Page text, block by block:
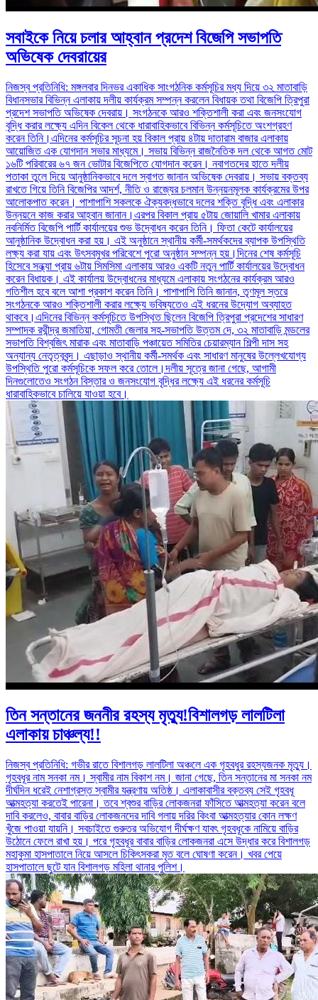
সবাইকে নিয়ে চলার আহ্বান প্রদেশ বিজেপি সভাপতি
অভিষেক দেবরায়ের
নিজস্ব প্রতিনিধি: মঙ্গলবার দিনভর একাধিক সাংগঠনিক কর্মসূচির মধ্য দিয়ে ৩২ মাতাবাড়ি
বিধানসভার বিভিন্ন এলাকায় দলীয় কার্যক্রম সম্পন্ন করলেন বিধায়ক তথা বিজেপি ত্রিপুরা
প্রদেশ সভাপতি অভিষেক দেবরায়। সংগঠনকে আরও শক্তিশালী করা এবং জনসংযোগ
বৃদ্ধি করার লক্ষ্যে এদিন বিকেল থেকে ধারাবাহিকভাবে বিভিন্ন কর্মসূচিতে অংশগ্রহণ
করেন তিনি।এদিনের কর্মসূচির সূচনা হয় বিকাল প্রায় ৪টায় দাতারাম বাজার এলাকায়
আয়োজিত এক যোগদান সভার মাধ্যমে। সভায় বিভিন্ন রাজনৈতিক দল থেকে আগত মোট
১৬টি পরিবারের ৬৭ জন ভোটার বিজেপিতে যোগদান করেন। নবাগতদের হাতে দলীয়
পতাকা তুলে দিয়ে আনুষ্ঠানিকভাবে দলে স্বাগত জানান অভিষেক দেবরায়। সভায় বক্তব্য
রাখতে গিয়ে তিনি বিজেপির আদর্শ, নীতি ও রাজ্যের চলমান উন্নয়নমূলক কার্যক্রমের উপর
আলোকপাত করেন। পাশাপাশি সকলকে ঐক্যবদ্ধভাবে দলের শক্তি বৃদ্ধি এবং এলাকার
উন্নয়নে কাজ করার আহ্বান জানান।এরপর বিকাল প্রায় ৫টায় জোয়ালি খামার এলাকায়
নবনির্মিত বিজেপি পার্টি কার্যালয়ের শুভ উদ্বোধন করেন তিনি। ফিতা কেটে কার্যালয়ের
আনুষ্ঠানিক উদ্বোধন করা হয়। এই অনুষ্ঠানে স্থানীয় কর্মী-সমর্থকদের ব্যাপক উপস্থিতি
লক্ষ্য করা যায় এবং উৎসবমুখর পরিবেশে পুরো অনুষ্ঠান সম্পন্ন হয়।দিনের শেষ কর্মসূচি
হিসেবে সন্ধ্যা প্রায় ৬টায় সিমসিমা এলাকায় আরও একটি নতুন পার্টি কার্যালয়ের উদ্বোধন
করেন বিধায়ক। এই কার্যালয় উদ্বোধনের মাধ্যমে এলাকায় সংগঠনের কার্যক্রম আরও
গতিশীল হবে বলে আশা প্রকাশ করেন তিনি। পাশাপাশি তিনি জানান, তৃণমূল স্তরে
সংগঠনকে আরও শক্তিশালী করার লক্ষ্যে ভবিষ্যতেও এই ধরনের উদ্যোগ অব্যাহত
থাকবে।এদিনের বিভিন্ন কর্মসূচিতে উপস্থিত ছিলেন বিজেপি ত্রিপুরা প্রদেশের সাধারণ
সম্পাদক রথীন্দ্র জমাতিয়া, গোমতী জেলার সহ-সভাপতি উত্তম দে, ৩২ মাতাবাড়ি মন্ডলের
সভাপতি বিশ্বজিৎ মারাক এবং মাতাবাড়ি পঞ্চায়েত সমিতির চেয়ারম্যান শিল্পী দাস সহ
অন্যান্য নেতৃত্ববৃন্দ। এছাড়াও স্থানীয় কর্মী-সমর্থক এবং সাধারণ মানুষের উল্লেখযোগ্য
উপস্থিতি পুরো কর্মসূচিকে সফল করে তোলে।দলীয় সূত্রে জানা গেছে, আগামী
দিনগুলোতেও সংগঠন বিস্তার ও জনসংযোগ বৃদ্ধির লক্ষ্যে এই ধরনের কর্মসূচি
ধারাবাহিকভাবে চালিয়ে যাওয়া হবে।
তিন সন্তানের জননীর রহস্য মৃত্যু!বিশালগড় লালটিলা
এলাকায় চাঞ্চল্য!!
নিজস্ব প্রতিনিধি: গভীর রাতে বিশালগড় লালটিলা অঞ্চলে এক গৃহবধুর রহস্যজনক মৃত্যু।
গৃহবধূর নাম সনকা নম। স্বামীর নাম বিকাশ নম। জানা গেছে, তিন সন্তানের মা সনকা নম
দীর্ঘদিন ধরেই নেশাগ্রস্ত স্বামীর যন্ত্রণায় অতিষ্ঠ। এলাকাবাসীর বক্তব্য সেই গৃহবধূ
আত্মহত্যা করতেই পারেনা। তবে শ্বশুর বাড়ির লোকজনরা ফাঁসিতে আত্মহত্যা করেন বলে
দাবি করলেও, বাবার বাড়ির লোকজনদের দাবি গলায় দরির কিংবা আত্মহত্যার কোন লক্ষণ
খুঁজে পাওয়া যায়নি। সবচাইতে গুরুতর অভিযোগ দীর্ঘক্ষণ যাবৎ গৃহবধূকে নামিয়ে বাড়ির
উঠোনে ফেলে রাখা হয়। পরে গৃহবধূর বাবার বাড়ির লোকজনরা এসে উদ্ধার করে বিশালগড়
মহাকুমা হাসপাতালে নিয়ে আসলে চিকিৎসকরা মৃত বলে ঘোষণা করেন। খবর পেয়ে
হাসপাতালে ছুটে যান বিশালগড় মহিলা থানার পুলিশ।